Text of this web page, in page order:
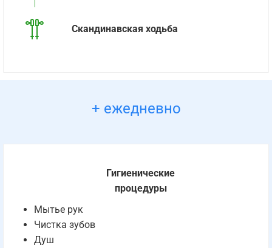
Скандинавская ходьба
+ ежедневно
Гигиенические
процедуры
Мытье рук
Чистка зубов
Душ